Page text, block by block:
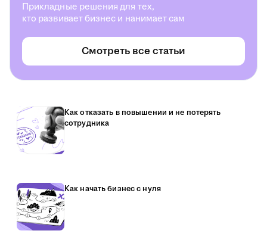
Прикладные решения для тех,
кто развивает бизнес и нанимает сам
Смотреть все статьи
Как отказать в повышении и не потерять
сотрудника
Как начать бизнес с нуля